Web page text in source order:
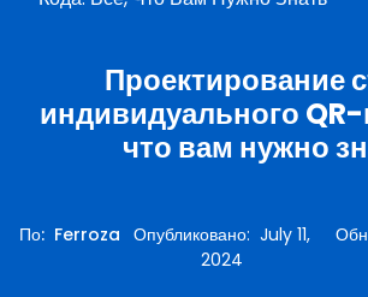
Проектирование
индивидуального QR-
что вам нужно
По: Ferroza Опубликовано: July 11,
2024